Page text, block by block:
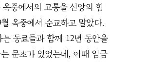
중에서의 고통을 신앙의 힘
옥중에서 순교하고 말았다.
동료들과 함께 12년 동안을
문초가 있었는데, 이때 임금